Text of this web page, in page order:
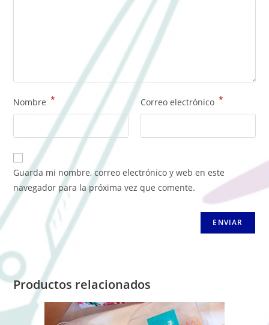
Nombre * Correo electrónico *
Guarda mi nombre, correo electrónico y web en este
navegador para la próxima vez que comente.
Productos relacionados